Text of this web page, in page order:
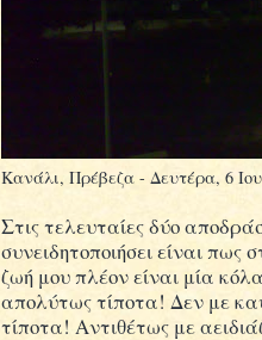
Κανάλι, Πρέβεζα - Δευτέρα, 6
Στις τελευταίες δύο
συνειδητοποιήσει είναι
ζωή μου πλέον είναι μία
απολύτως τίποτα! Δεν με
τίποτα! Αντιθέτως με